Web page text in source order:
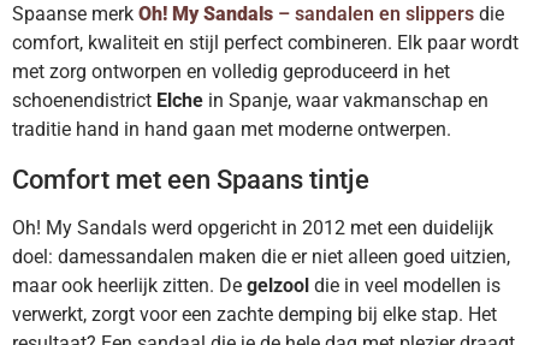
Spaanse merk Oh! My Sandals – sandalen en slippers die
comfort, kwaliteit en stijl perfect combineren. Elk paar wordt
met zorg ontworpen en volledig geproduceerd in het
schoenendistrict Elche in Spanje, waar vakmanschap en
traditie hand in hand gaan met moderne ontwerpen.
Comfort met een Spaans tintje
Oh! My Sandals werd opgericht in 2012 met een duidelijk
doel: damessandalen maken die er niet alleen goed uitzien,
maar ook heerlijk zitten. De gelzool die in veel modellen is
verwerkt, zorgt voor een zachte demping bij elke stap. Het